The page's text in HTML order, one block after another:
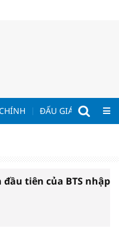
ĐẤU GIÁ - ĐẤU
tiên của BTS nhập